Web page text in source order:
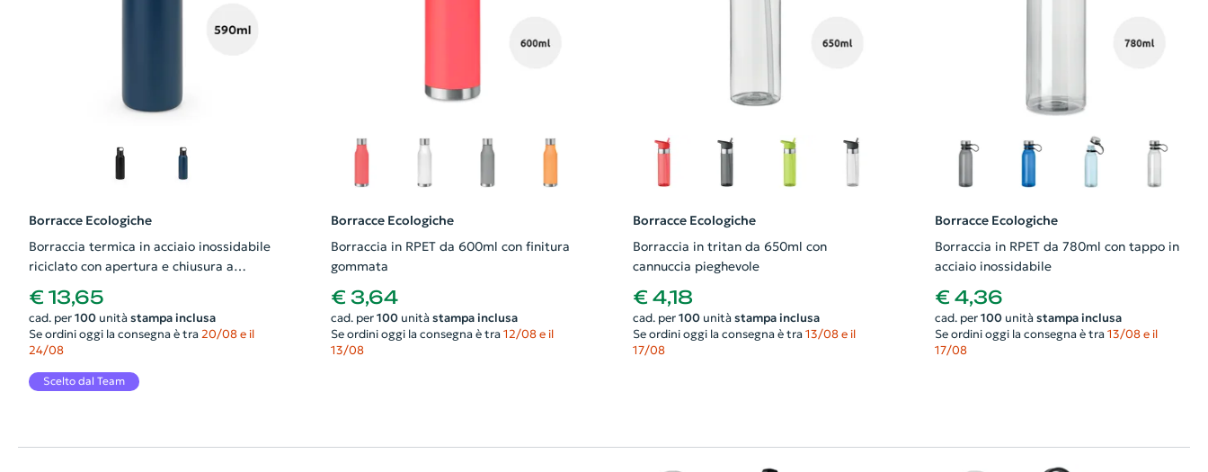
Borracce Ecologiche
Borraccia termica in acciaio inossidabile
riciclato con apertura e chiusura a
pulsante da 590ml
€ 13,65
cad. per 100unità stampa inclusa
Se ordini oggi la consegna è tra 20/08 e il
24/08
Scelto dal Team
Borracce Ecologiche
Borraccia in RPET da 600ml con finitura
gommata
€ 3,64
cad. per 100unità stampa inclusa
Se ordini oggi la consegna è tra 12/08 e il
13/08
Borracce Ecologiche
Borraccia in tritan da 650ml con
cannuccia pieghevole
€ 4,18
cad. per 100unità stampa inclusa
Se ordini oggi la consegna è tra 13/08 e il
17/08
Borracce Ecologiche
Borraccia in RPET da 780ml con tappo in
acciaio inossidabile
€ 4,36
cad. per 100unità stampa inclusa
Se ordini oggi la consegna è tra 13/08 e il
17/08